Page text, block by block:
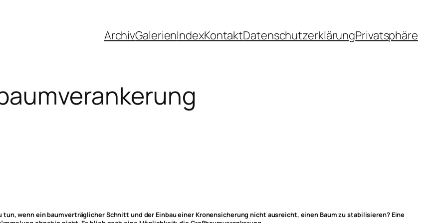
ArchivGalerienIndexKontaktDatenschutzerklärungPrivatsphäre
wenn ein baumverträglicher Schnitt und der Einbau einer Kronensicherung nicht ausreicht, einen Baum zu stabilisieren? Eine